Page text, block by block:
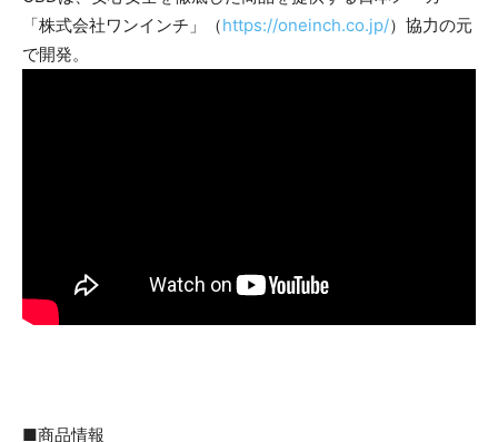
「株式会社ワンインチ」（https://oneinch.co.jp/）協力の元
で開発。
■商品情報